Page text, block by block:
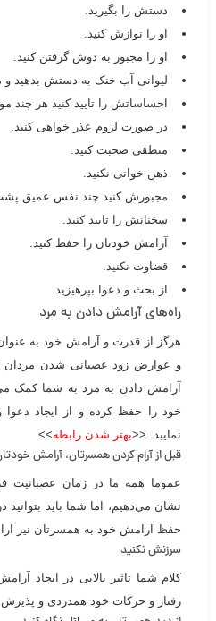
دستش را بگیرید.
او را نوازش کنید.
او را مجبور به دوش گرفتن کنید.
لیوانی آب خنک به دستش بدهید و
احساساتش را تایید کنید هر چند
در صورت لزوم عذر خواهی کنید.
منطقی صحبت کنید.
ذهن خوانی نکنید.
مجبورش کنید چند نفس عمیق
سخنانش را تایید کنید.
آرامش خودتان را حفظ کنید.
قضاوت نکنید.
از بحث و دعوا بپرهیزید.
راه‌های آرامش دادن به مرد
هرگز از قدرت و آرامش خود به
و عوارض زود عصبانی شدن مردان
آرامش دادن به مرد به شما کمک
خود را حفظ کرده و از ایجاد
نمایید. <<بهتر شدن رابطه>>
قبل از آرام کردن همسرتان، آرامش
عموما همه ما در زمان عصبانیت
نشان می‌دهیم، اما شما باید
حفظ آرامش خود به همسرتان نیز
سرزنش نکنید
کلام شما تاثیر بالایی در ایجاد
رفتار و حرکات خود همدردی و پذیرش